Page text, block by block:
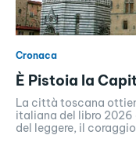
Cronaca
È Pistoia la
La città toscana
italiana del libro 2026
del leggere, il